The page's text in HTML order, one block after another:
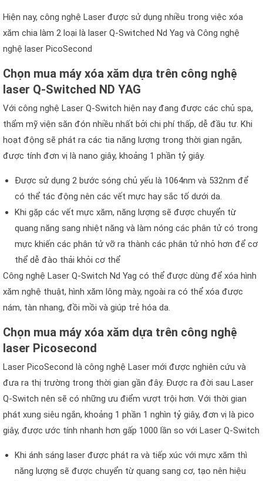
Hiện nay, công nghệ Laser được sử dụng nhiều trong việc xóa
xăm chia làm 2 loại là laser Q-Switched Nd Yag và Công nghệ
nghệ laser PicoSecond
Chọn mua máy xóa xăm dựa trên công nghệ
laser Q-Switched ND YAG
Với công nghệ Laser Q-Switch hiện nay đang được các chủ spa,
thẩm mỹ viện săn đón nhiều nhất bởi chi phí thấp, dễ đầu tư. Khi
hoạt động sẽ phát ra các tia năng lượng trong thời gian ngắn,
được tính đơn vị là nano giây, khoảng 1 phần tỷ giây.
Được sử dụng 2 bước sóng chủ yếu là 1064nm và 532nm để
có thể tác động nên các vết mực hay sắc tố dưới da.
Khi gặp các vết mực xăm, năng lượng sẽ được chuyển từ
quang năng sang nhiệt năng và làm nóng các phân tử có trong
mực khiến các phân tử vỡ ra thành các phân tử nhỏ hơn để cơ
thể dễ đào thải khỏi cơ thể
Công nghệ Laser Q-Switch Nd Yag có thể được dùng để xóa hình
xăm nghệ thuật, hình xăm lông mày, ngoài ra có thể xóa được
nám, tàn nhang, đồi mồi và giúp trẻ hóa da.
Chọn mua máy xóa xăm dựa trên công nghệ
laser Picosecond
Laser PicoSecond là công nghệ Laser mới được nghiên cứu và
đưa ra thị trường trong thời gian gần đây. Được ra đời sau Laser
Q-Switch nên sẽ có những ưu điểm vượt trội hơn. Với thời gian
phát xung siêu ngắn, khoảng 1 phần 1 nghìn tỷ giây, đơn vị là pico
giây, được ước tính nhanh hơn gấp 1000 lần so với Laser Q-Switch
Khi ánh sáng laser được phát ra và tiếp xúc với mực xăm thì
năng lượng sẽ được chuyển từ quang sang cơ, tạo nên hiệu